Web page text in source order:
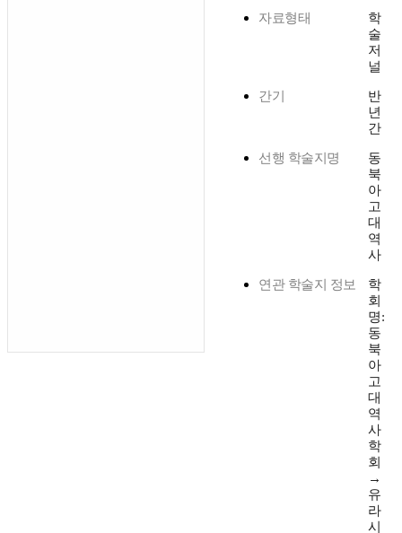
자료형태
학
술
저
널
간기
반
년
간
선행 학술지명
동
북
아
고
대
역
사
연관 학술지 정보
학
회
명:
동
북
아
고
대
역
사
학
회
→
유
라
시